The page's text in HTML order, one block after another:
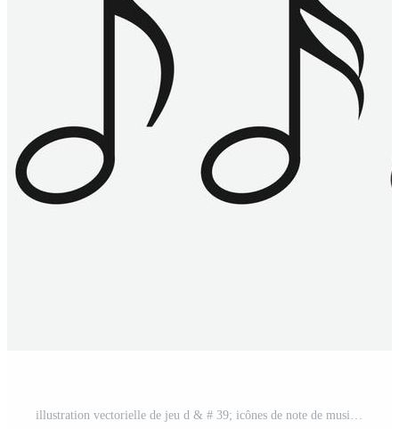
illustration vectorielle de jeu d & # 39; icônes de note de musique Vecteur Gratuit